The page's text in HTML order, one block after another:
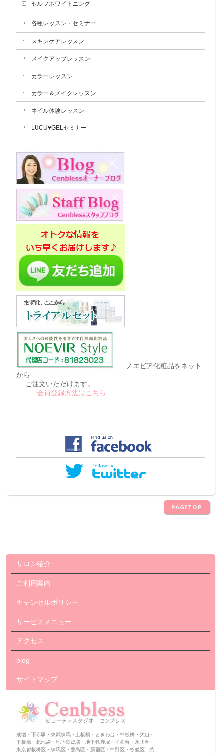
セルフホワイトニング
各種レッスン・セミナー
スキンケアレッスン
メイクアップレッスン
カラーレッスン
カラー＆メイクレッスン
ネイル体験レッスン
LUCU♥GELセミナー
ノエビア化粧品をネット
から
ご注文いただけます。
→会員登録方法はこちら
PAGETOP
サロン紹介
ご利用案内
キャンセルポリシー
サービスメニュー
アクセス
blog
サイトマップ
成増・下赤塚・東武練馬・上板橋・ときわ台・中板橋・大山・
下板橋・北池袋・地下鉄成増・地下鉄赤塚・平和台・氷川台・
東京都板橋区・練馬区・豊島区・新宿区・中野区・杉並区・渋